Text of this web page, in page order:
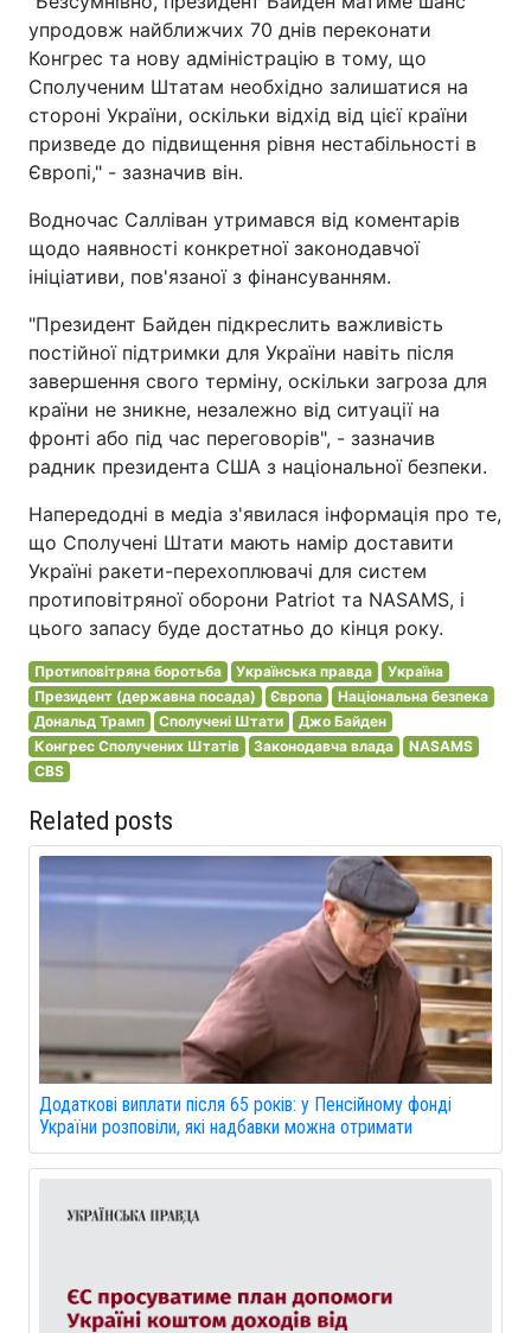
упродовж найближчих 70 днів переконати
Конгрес та нову адміністрацію в тому, що
Сполученим Штатам необхідно залишатися на
стороні України, оскільки відхід від цієї країни
призведе до підвищення рівня нестабільності в
Європі," - зазначив він.
Водночас Салліван утримався від коментарів
щодо наявності конкретної законодавчої
ініціативи, пов'язаної з фінансуванням.
"Президент Байден підкреслить важливість
постійної підтримки для України навіть після
завершення свого терміну, оскільки загроза для
країни не зникне, незалежно від ситуації на
фронті або під час переговорів", - зазначив
радник президента США з національної безпеки.
Напередодні в медіа з'явилася інформація про те,
що Сполучені Штати мають намір доставити
Україні ракети-перехоплювачі для систем
протиповітряної оборони Patriot та NASAMS, і
цього запасу буде достатньо до кінця року.
Протиповітряна боротьба Українська правда
Україна
Президент (державна посада)
Європа
Національна безпека
Дональд Трамп
Сполучені Штати
Джо Байден
Конгрес Сполучених Штатів
Законодавча влада
NASAMS
CBS
Related posts
Додаткові виплати після 65 років: у Пенсійному фонді
України розповіли, які надбавки можна отримати